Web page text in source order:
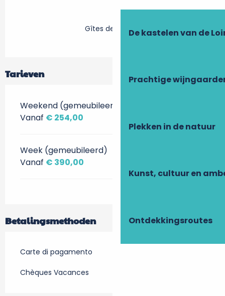
De kastelen van de
Prachtige
Plekken in de natuur
Kunst, cultuur en
Ontdekkingsroutes
Gîtes de France
Tarieven
Weekend (gemeubileerd)
Vanaf € 254,00
Week (gemeubileerd)
Vanaf € 390,00
Betalingsmethoden
Carte di pagamento
Chèques Vacances